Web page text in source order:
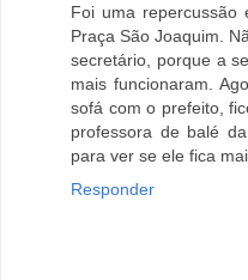
Foi uma repercussão
Praça São Joaquim.
secretário, porque a
mais funcionaram.
sofá com o prefeito,
professora de balé
para ver se ele fica
Responder